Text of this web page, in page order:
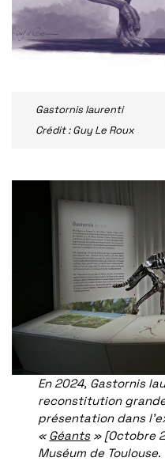
Gastornis laurenti
Crédit : Guy Le Roux
En 2024, Gastornis
reconstitution
présentation dans
« Géants» [Octobre
Muséum de Toulouse.